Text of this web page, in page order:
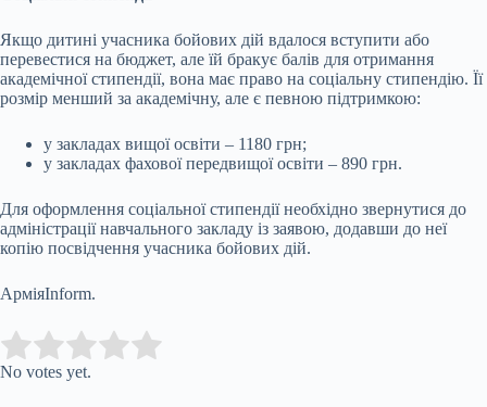
Якщо дитині учасника бойових дій вдалося вступити або
перевестися на бюджет, але їй бракує балів для отримання
академічної стипендії, вона має право на соціальну стипендію. Її
розмір менший за академічну, але є певною підтримкою:
у закладах вищої освіти – 1180 грн;
у закладах фахової передвищої освіти – 890 грн.
Для оформлення соціальної стипендії необхідно звернутися до
адміністрації навчального закладу із заявою, додавши до неї
копію посвідчення учасника бойових дій.
АрміяInform.
Rate this item:
No votes yet.